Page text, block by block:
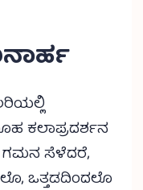
ಕಲಾಪ್ರದರ್ಶನ
ಗಮನ ಸೆಳೆದರೆ,
ಒತ್ತಡದಿಂದಲೊ